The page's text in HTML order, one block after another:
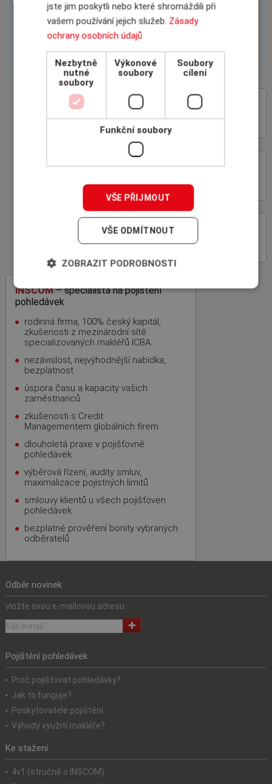
VÝHODY SPOLUPRÁCE
S INSCOM
ON-LINE ROZHRANÍ
PROČ POJIŠŤOVAT
POHLEDÁVKY
INSCOM – specialista na pojištění
pohledávek
rodinná firma, 100% český kapitál,
zkušenosti z mezinárodní sítě
specializovaných makléřů ICBA
nezávislost, nejvýhodnější nabídka,
bezplatnost
úspora času a kapacity vašich
zaměstnanců
zkušenosti s Credit
Managementem globálních firem
dlouholetá praxe v pojišťovně
pohledávek
výběrová řízení, audity smluv,
maximalizace pojistných limitů
smlouvy klientů u všech pojišťoven
pohledávek
bezplatné prověření bonity vybraných
odběratelů
Odběr novinek
vložte svou e-mailovou adresu
Pojištění pohledávek
Proč pojišťovat pohledávky?
Jak to funguje?
Poskytovatelé pojištění
Výhody využití makléře?
Ke stažení
4v1 (stručně o INSCOM)
jste jim poskytli nebo které shromáždili při
vašem používání jejich služeb. Zásady
ochrany osobních údajů
Nezbytně
nutné
soubory
Výkonové
soubory
Soubory
cílení
Funkční soubory
VŠE PŘIJMOUT
VŠE ODMÍTNOUT
ZOBRAZIT PODROBNOSTI